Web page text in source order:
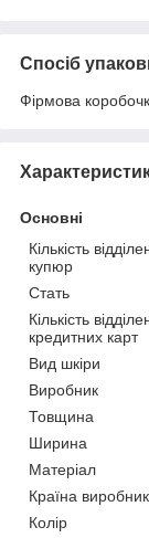
Спосіб
Фірмова
Основні
Кількість
купюр
Стать
Кількість
кредитних карт
Вид шкіри
Виробник
Товщина
Ширина
Матеріал
Країна виробник
Колір